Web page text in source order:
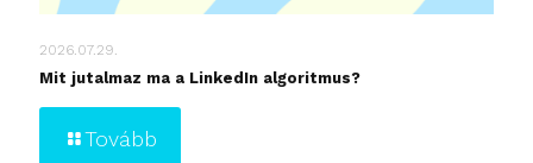
2026.07.29.
Mit jutalmaz ma a LinkedIn algoritmus?
Tovább